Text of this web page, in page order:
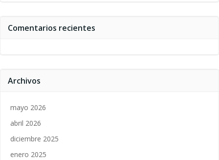
Comentarios recientes
Archivos
mayo 2026
abril 2026
diciembre 2025
enero 2025